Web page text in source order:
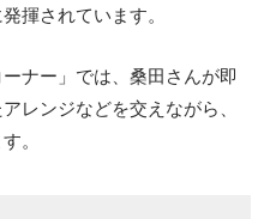
揮されています。
ナー」では、桑田さんが即
レンジなどを交えながら、
。